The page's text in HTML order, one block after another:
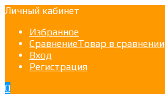
Личный кабинет
Избранное
СравнениеТовар в сравнении
Вход
Регистрация
0